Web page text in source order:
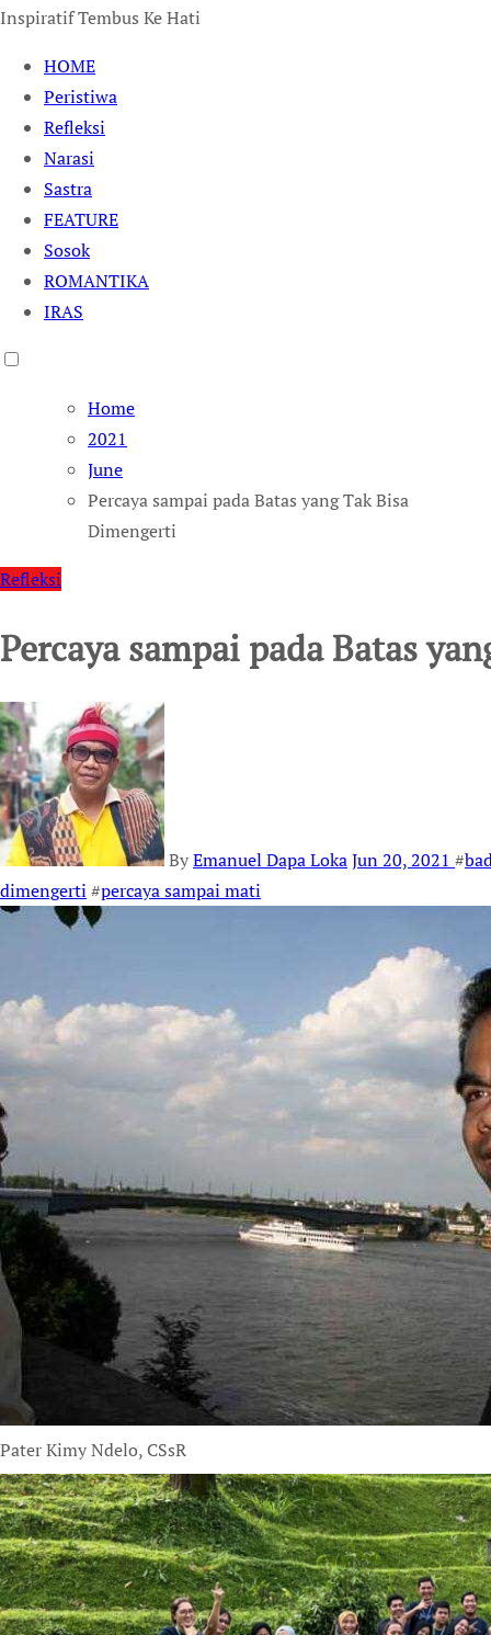
Inspiratif Tembus Ke Hati
HOME
Peristiwa
Refleksi
Narasi
Sastra
FEATURE
Sosok
ROMANTIKA
IRAS
Home
2021
June
Percaya sampai pada Batas yang Tak Bisa
Dimengerti
Refleksi
Percaya sampai pada Batas
ByEmanuel Dapa LokaJun 20, 2021 #
dimengerti #percaya sampai mati
Pater Kimy Ndelo, CSsR